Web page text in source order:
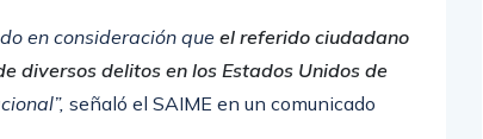
en consideración que el referido ciudadano
diversos delitos en los Estados Unidos de
señaló el SAIME en un comunicado